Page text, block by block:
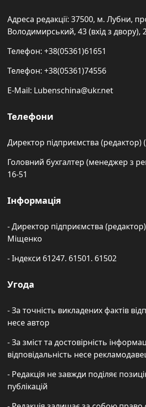
Адреса редакції: 37500, м. Лубни,
Володимирський, 43 (вхід з двору),
Телефон: +38(05361)61651
Телефон: +38(05361)74556
E-Mail: Lubenschina@ukr.net
Телефони
Директор підприємства (редактор)
Головний бухгалтер (менеджер з
16-51
Інформація
- Директор підприємства
Міщенко
- Індекси 61247. 61501. 61502
Угода
- За точність викладених фактів
несе автор
- За зміст та достовірність
відповідальність несе
- Редакція не завжди поділяє
публікацій